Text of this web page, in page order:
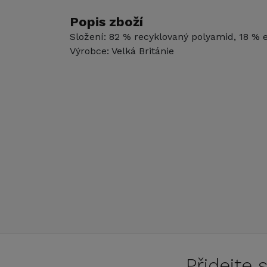
Popis zboží
Složení: 82 % recyklovaný polyamid, 18 %
Výrobce: Velká Británie